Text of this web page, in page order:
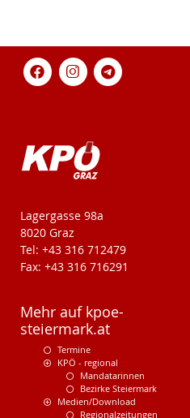
KPÖ-Steiermark
Lagergasse 98a
8020 Graz
Tel: +43 316 712479
Fax: +43 316 716291
Mehr auf kpoe-
steiermark.at
Termine
KPÖ - regional
Mandatarinnen
Bezirke Steiermark
Medien/Download
Regionalzeitungen